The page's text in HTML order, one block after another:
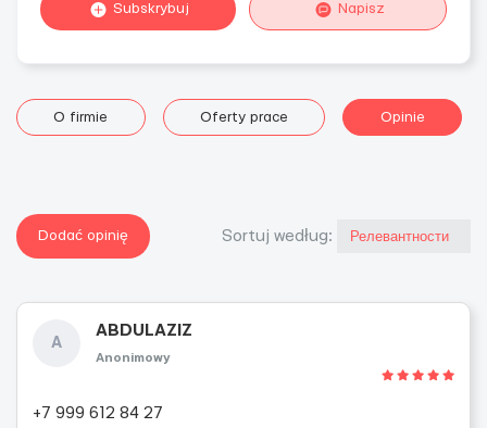
Subskrybuj Napisz
O firmie Oferty prace Opinie
Dodać opinię Sortuj według:
A
ABDULAZIZ
Anonimowy
+7 999 612 84 27